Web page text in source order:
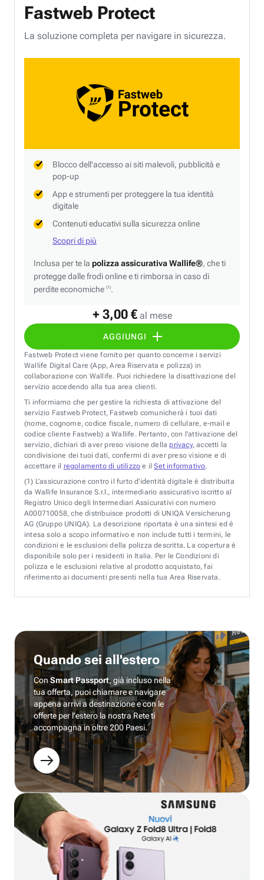
Fastweb Protect
+ 3,00 € al mese
AGGIUNGI
La soluzione completa per navigare in sicurezza.
Blocco dell'accesso ai siti malevoli, pubblicità e
pop-up
App e strumenti per proteggere la tua identità
digitale
Contenuti educativi sulla sicurezza online
Scopri di più
Inclusa per te la polizza assicurativa Wallife®, che ti
protegge dalle frodi online e ti rimborsa in caso di
perdite economiche (1).
Fastweb Protect viene fornito per quanto concerne i servizi
Wallife Digital Care (App, Area Riservata e polizza) in
collaborazione con Wallife. Puoi richiedere la disattivazione del
servizio accedendo alla tua area clienti.
Ti informiamo che per gestire la richiesta di attivazione del
servizio Fastweb Protect, Fastweb comunicherà i tuoi dati
(nome, cognome, codice fiscale, numero di cellulare, e-mail e
codice cliente Fastweb) a Wallife. Pertanto, con l’attivazione del
servizio, dichiari di aver preso visione della privacy, accetti la
condivisione dei tuoi dati, confermi di aver preso visione e di
accettare il regolamento di utilizzo e ilSet informativo.
(1) L’assicurazione contro il furto d’identità digitale è distribuita
da Wallife Insurance S.r.l., intermediario assicurativo iscritto al
Registro Unico degli Intermediari Assicurativi con numero
A000710058, che distribuisce prodotti di UNIQA Versicherung
AG (Gruppo UNIQA). La descrizione riportata è una sintesi ed è
intesa solo a scopo informativo e non include tutti i termini, le
condizioni e le esclusioni della polizza descritta. La copertura è
disponibile solo per i residenti in Italia. Per le Condizioni di
polizza e le esclusioni relative al prodotto acquistato, fai
riferimento ai documenti presenti nella tua Area Riservata.
Quando sei all'estero
ConSmart Passport, già incluso nella
tua offerta, puoi chiamare e navigare
appena arrivi a destinazione e con le
offerte per l’estero la nostra Rete ti
accompagna in oltre 200 Paesi.